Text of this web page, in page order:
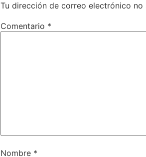
Tu dirección de correo electrónico no
Comentario *
Nombre *